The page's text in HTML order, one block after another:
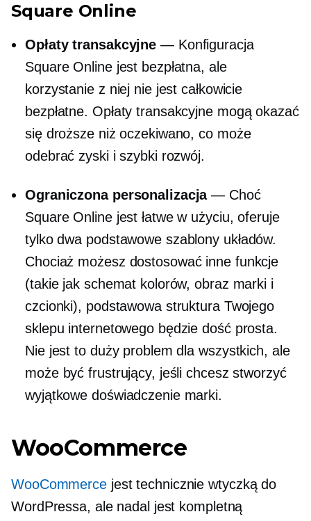
Square Online
Opłaty transakcyjne — Konfiguracja
Square Online jest bezpłatna, ale
korzystanie z niej nie jest całkowicie
bezpłatne. Opłaty transakcyjne mogą okazać
się droższe niż oczekiwano, co może
odebrać zyski i szybki rozwój.
Ograniczona personalizacja— Choć
Square Online jest łatwe w użyciu, oferuje
tylko dwa podstawowe szablony układów.
Chociaż możesz dostosować inne funkcje
(takie jak schemat kolorów, obraz marki i
czcionki), podstawowa struktura Twojego
sklepu internetowego będzie dość prosta.
Nie jest to duży problem dla wszystkich, ale
może być frustrujący, jeśli chcesz stworzyć
wyjątkowe doświadczenie marki.
WooCommerce
WooCommerce jest technicznie wtyczką do
WordPressa, ale nadal jest kompletną